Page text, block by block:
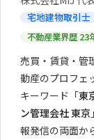
宅地建物取引士
不動産業界歴 23
売買・賃貸・管
動産のプロフェ
キーワード「東
ン管理会社 東京
報発信の両面か